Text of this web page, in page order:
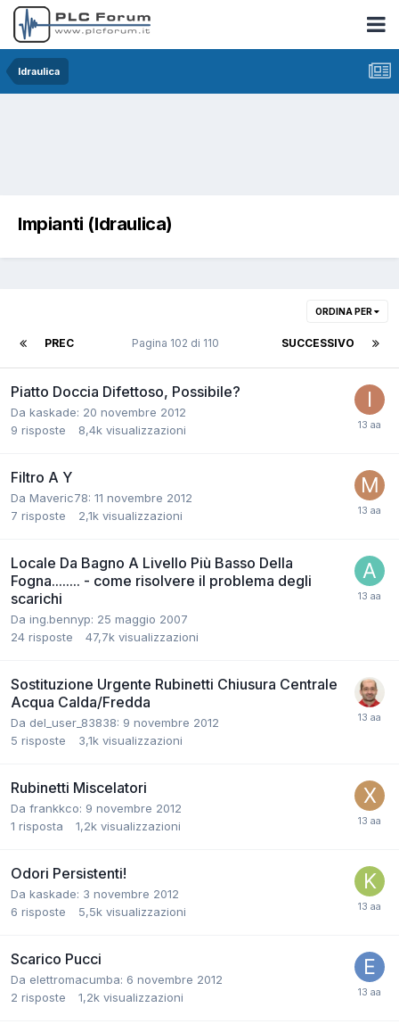
Idraulica
Impianti (Idraulica)
ORDINA PER
PREC SUCCESSIVO
Pagina 102 di 110
Piatto Doccia Difettoso, Possibile?
Da kaskade: 20 novembre 2012
9 risposte 8,4k visualizzazioni
Filtro A Y
Da Maveric78: 11 novembre 2012
7 risposte 2,1k visualizzazioni
Locale Da Bagno A Livello Più Basso Della
Fogna........ - come risolvere il problema degli
scarichi
Da ing.bennyp: 25 maggio 2007
24 risposte 47,7k visualizzazioni
Sostituzione Urgente Rubinetti Chiusura Centrale
Acqua Calda/Fredda
Da del_user_83838: 9 novembre 2012
5 risposte 3,1k visualizzazioni
Rubinetti Miscelatori
Da frankkco: 9 novembre 2012
1 risposta 1,2k visualizzazioni
Odori Persistenti!
Da kaskade: 3 novembre 2012
6 risposte 5,5k visualizzazioni
Scarico Pucci
Da elettromacumba: 6 novembre 2012
2 risposte 1,2k visualizzazioni